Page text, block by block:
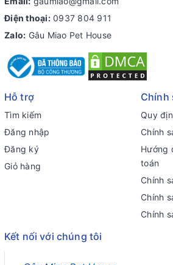
Điện thoại: 0937 804 911
Zalo: Gâu Miao Pet House
Hỗ trợ
Tìm kiếm
Đăng nhập
Đăng ký
Giỏ hàng
Chính
Quy
Chính
Hướng
toán
Chính
Chính
Chính
Kết nối với chúng tôi